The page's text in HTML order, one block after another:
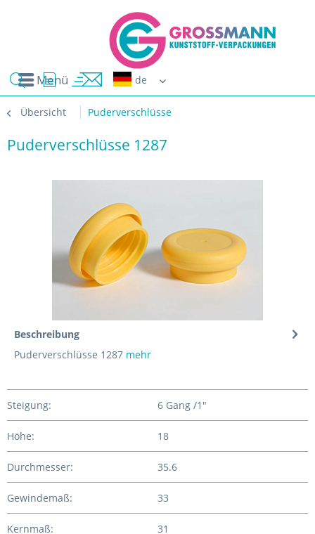
Menü
Übersicht Puderverschlüsse
Puderverschlüsse 1287
Beschreibung
Puderverschlüsse 1287 mehr
Steigung: 6 Gang /1"
Höhe: 18
Durchmesser: 35.6
Gewindemaß: 33
Kernmaß: 31